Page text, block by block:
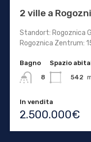
2 ville a
Standort: Rogoznica
Rogoznica Zentrum:
Bagno
8
Spazio
542
In vendita
2.500.000€